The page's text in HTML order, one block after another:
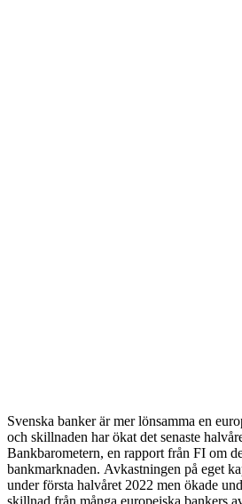
Svenska banker är mer lönsamma en
och skillnaden har ökat det senaste
Bankbarometern, en rapport från FI om
bankmarknaden. Avkastningen på eget
under första halvåret 2022 men ökade
skillnad från många europeiska bankers